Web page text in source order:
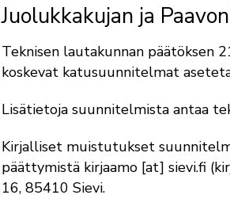
Juolukkakujan ja
Teknisen lautakunnan päätöksen
koskevat katusuunnitelmat
Lisätietoja suunnitelmista antaa
Kirjalliset muistutukset
päättymistä kirjaamo[at] sievi.fi (
16, 85410 Sievi.